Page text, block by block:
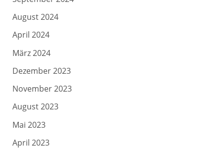
August 2024
April 2024
März 2024
Dezember 2023
November 2023
August 2023
Mai 2023
April 2023